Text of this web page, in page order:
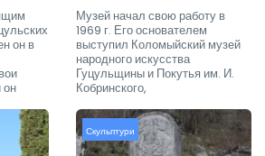
он в
он
Музей начал свою работу в
1969 г. Его основателем
выступил Коломыйский музей
народного искусства
Гуцульщины и Покутья им. И.
Кобринского,
Скульптури